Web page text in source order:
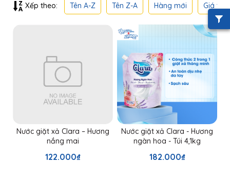
Xếp theo: Tên A-Z Tên Z-A Hàng mới Giá
Nước giặt xả Clara – Hương
nắng mai
122.000₫
Nước giặt xả Clara - Hương
ngàn hoa - Túi 4,1kg
182.000₫